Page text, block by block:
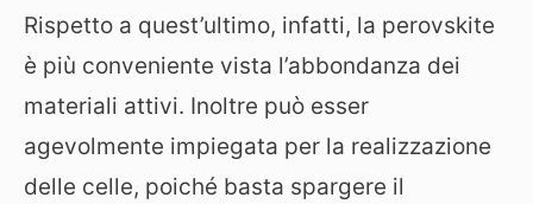
Rispetto a quest’ultimo, infatti, la perovskite
è più conveniente vista l’abbondanza dei
materiali attivi. Inoltre può esser
agevolmente impiegata per la realizzazione
delle celle, poiché basta spargere il